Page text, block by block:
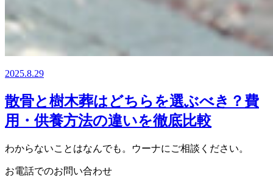
2025.8.29
散骨と樹木葬はどちらを選ぶべき？費
用・供養方法の違いを徹底比較
わからないことはなんでも。ウーナにご相談ください。
お電話でのお問い合わせ